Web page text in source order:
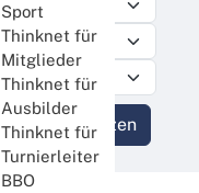
Sport
Thinknet für
Mitglieder
Thinknet für
Ausbilder
Thinknet für
Turnierleiter
BBO